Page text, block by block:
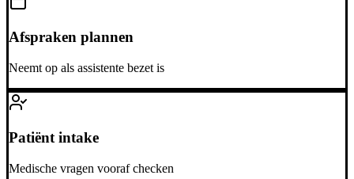
Afspraken plannen
Neemt op als assistente bezet is
Patiënt intake
Medische vragen vooraf checken